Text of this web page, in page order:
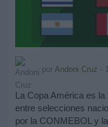
por Andoni Cruz -
La Copa América es
entre selecciones
por la CONMEBOL y